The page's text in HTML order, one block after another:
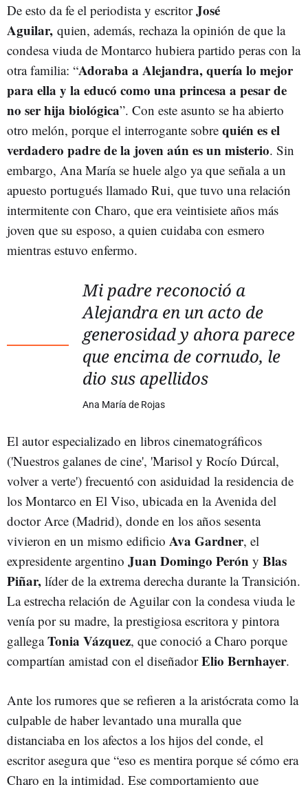
De esto da fe el periodista y escritorJosé
Aguilar, quien, además, rechaza la opinión de que la
condesa viuda de Montarco hubiera partido peras con la
otra familia: “Adoraba a Alejandra, quería lo mejor
para ella y la educó como una princesa a pesar de
no ser hija biológica”. Con este asunto se ha abierto
otro melón, porque el interrogante sobre quién es el
verdadero padre de la joven aún es un misterio. Sin
embargo, Ana María se huele algo ya que señala a un
apuesto portugués llamado Rui, que tuvo una relación
intermitente con Charo, que era veintisiete años más
joven que su esposo, a quien cuidaba con esmero
mientras estuvo enfermo.
Mi padre reconoció a
Alejandra en un acto de
generosidad y ahora parece
que encima de cornudo, le
dio sus apellidos
Ana María de Rojas
El autor especializado en libros cinematográficos
('Nuestros galanes de cine', 'Marisol y Rocío Dúrcal,
volver a verte') frecuentó con asiduidad la residencia de
los Montarco en El Viso, ubicada en la Avenida del
doctor Arce (Madrid), donde en los años sesenta
vivieron en un mismo edificio Ava Gardner, el
expresidente argentino Juan Domingo Perón y Blas
Piñar, líder de la extrema derecha durante la Transición.
La estrecha relación de Aguilar con la condesa viuda le
venía por su madre, la prestigiosa escritora y pintora
gallegaTonia Vázquez, que conoció a Charo porque
compartían amistad con el diseñadorElio Bernhayer.
Ante los rumores que se refieren a la aristócrata como la
culpable de haber levantado una muralla que
distanciaba en los afectos a los hijos del conde, el
escritor asegura que “eso es mentira porque sé cómo era
Charo en la intimidad. Ese comportamiento que